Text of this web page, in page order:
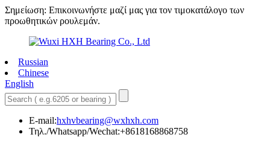
Σημείωση: Επικοινωνήστε μαζί μας για τον τιμοκατάλογο των
προωθητικών ρουλεμάν.
Russian
Chinese
English
E-mail:hxhvbearing@wxhxh.com
Τηλ./Whatsapp/Wechat:+8618168868758